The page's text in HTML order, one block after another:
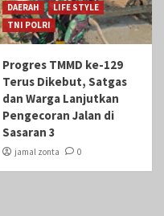
DAERAH
LIFE STYLE
TNI POLRI
Progres TMMD ke-129
Terus Dikebut, Satgas
dan Warga Lanjutkan
Pengecoran Jalan di
Sasaran 3
jamal zonta 0